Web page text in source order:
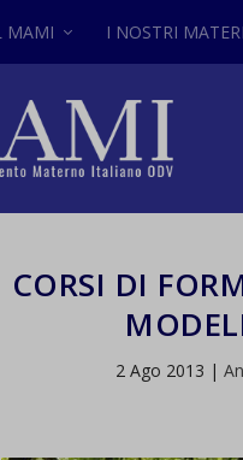
MAMI I NOSTRI
CORSI DI
2 Ago 2013 |